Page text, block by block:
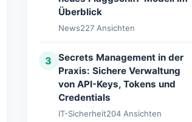
Überblick
News227 Ansichten
3
Secrets Management in der
Praxis: Sichere Verwaltung
von API-Keys, Tokens und
Credentials
IT-Sicherheit204 Ansichten